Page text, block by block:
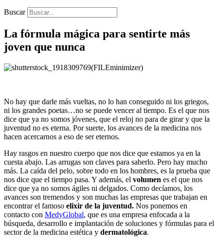
Buscar
La fórmula mágica para sentirte más
joven que nunca
No hay que darle más vueltas, no lo han conseguido ni los griegos,
ni los grandes poetas…no se puede vencer al tiempo. Es el que nos
dice que ya no somos jóvenes, que el reloj no para de girar y que la
juventud no es eterna. Por suerte, los avances de la medicina nos
hacen acercarnos a eso de ser eternos.
Hay rasgos en nuestro cuerpo que nos dice que estamos ya en la
cuesta abajo. Las arrugas son claves para saberlo. Pero hay mucho
más. La caída del pelo, sobre todo en los hombres, es la prueba que
nos dice que el tiempo pasa. Y además, el volumen es el que nos
dice que ya no somos ágiles ni delgados. Como decíamos, los
avances son tremendos y son muchas las empresas que trabajan en
encontrar el famoso elixir de la juventud. Nos ponemos en
contacto con MedyGlobal, que es una empresa enfocada a la
búsqueda, desarrollo e implantación de soluciones y fórmulas para el
sector de la medicina estética y dermatológica.